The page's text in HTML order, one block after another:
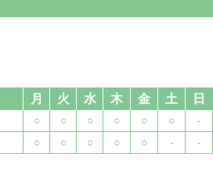
月 火 水 木 金 土 日
○ ○ ○ ○ ○ ○
-
○ ○ ○ ○ ○ - -